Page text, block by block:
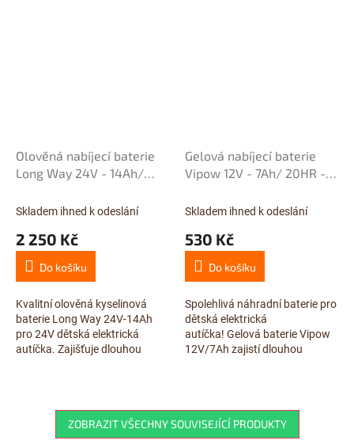
Olověná nabíjecí baterie
Long Way 24V - 14Ah/
Skladem ihned k odeslání
2 250 Kč
Do košíku
Kvalitní olověná kyselinová
baterie Long Way 24V-14Ah
pro 24V dětská elektrická
autíčka. Zajišťuje dlouhou
Gelová nabíjecí baterie
Vipow 12V - 7Ah/ 20HR -
Skladem ihned k odeslání
530 Kč
Do košíku
Spolehlivá náhradní baterie pro
dětská elektrická
autíčka! Gelová baterie Vipow
12V/7Ah zajistí dlouhou
ZOBRAZIT VŠECHNY SOUVISEJÍCÍ PRODUKTY